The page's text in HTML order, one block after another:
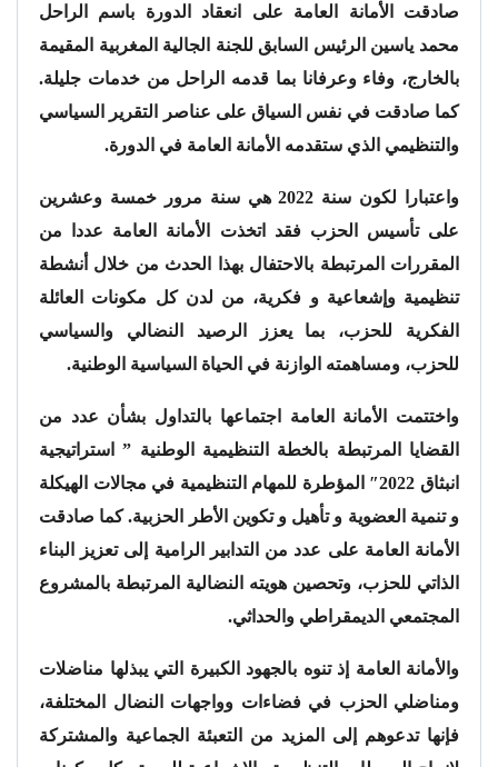
صادقت الأمانة العامة على انعقاد الدورة باسم الراحل
محمد ياسين الرئيس السابق للجنة الجالية المغربية المقيمة
بالخارج، وفاء وعرفانا بما قدمه الراحل من خدمات جليلة.
كما صادقت في نفس السياق على عناصر التقرير السياسي
والتنظيمي الذي ستقدمه الأمانة العامة في الدورة.
واعتبارا لكون سنة 2022 هي سنة مرور خمسة وعشرين
على تأسيس الحزب فقد اتخذت الأمانة العامة عددا من
المقررات المرتبطة بالاحتفال بهذا الحدث من خلال أنشطة
تنظيمية وإشعاعية و فكرية، من لدن كل مكونات العائلة
الفكرية للحزب، بما يعزز الرصيد النضالي والسياسي
للحزب، ومساهمته الوازنة في الحياة السياسية الوطنية.
واختتمت الأمانة العامة اجتماعها بالتداول بشأن عدد من
القضايا المرتبطة بالخطة التنظيمية الوطنية ” استراتيجية
انبثاق 2022″ المؤطرة للمهام التنظيمية في مجالات الهيكلة
و تنمية العضوية و تأهيل و تكوين الأطر الحزبية. كما صادقت
الأمانة العامة على عدد من التدابير الرامية إلى تعزيز البناء
الذاتي للحزب، وتحصين هويته النضالية المرتبطة بالمشروع
المجتمعي الديمقراطي والحداثي.
والأمانة العامة إذ تنوه بالجهود الكبيرة التي يبذلها مناضلات
ومناضلي الحزب في فضاءات وواجهات النضال المختلفة،
فإنها تدعوهم إلى المزيد من التعبئة الجماعية والمشتركة